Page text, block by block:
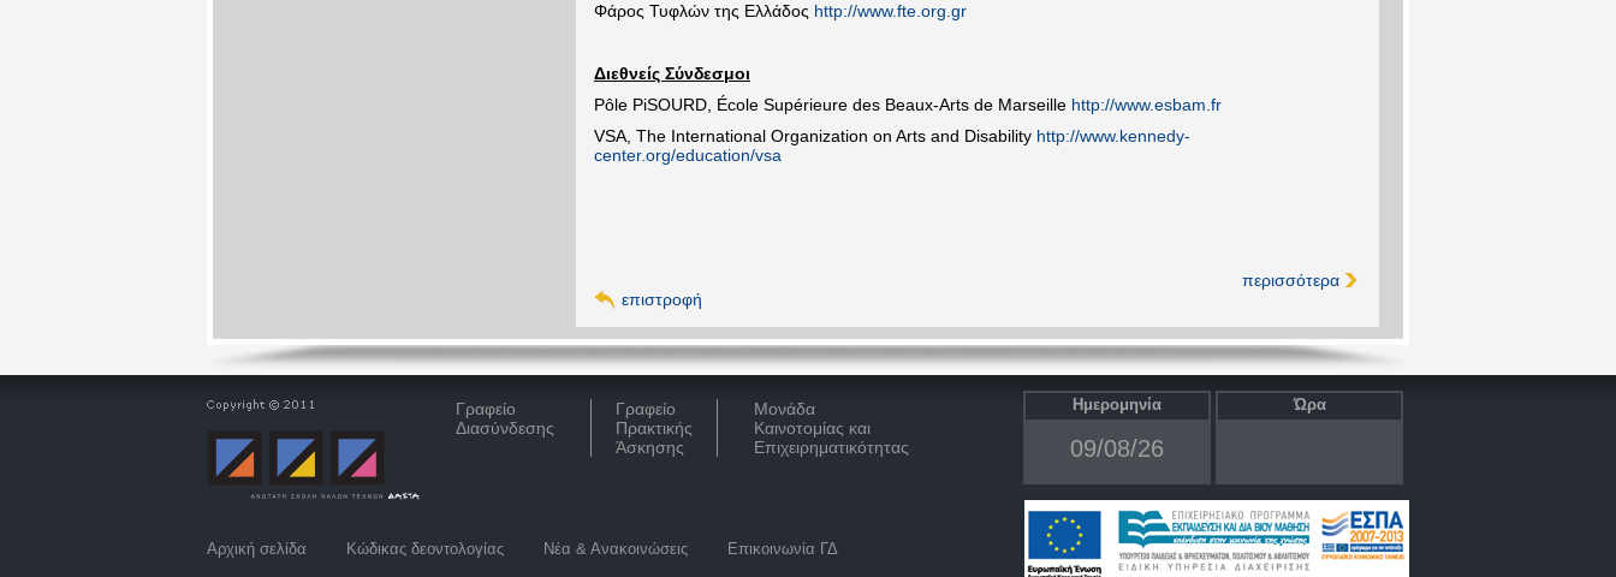
Φάρος Τυφλών της Ελλάδος http://www.fte.org.gr
Διεθνείς Σύνδεσμοι
Pôle PiSOURD, École Supérieure des Beaux-Arts de Marseille http://www.esbam.fr
VSA, The International Organization on Arts and Disability http://www.kennedy-
center.org/education/vsa
περισσότερα
επιστροφή
Γραφείο
Διασύνδεσης
Γραφείο
Πρακτικής
Άσκησης
Μονάδα
Καινοτομίας και
Επιχειρηματικότητας
Ημερομηνία
09/08/26
Ώρα
Αρχική σελίδα Κώδικας δεοντολογίας Νέα & Ανακοινώσεις Επικοινωνία ΓΔ